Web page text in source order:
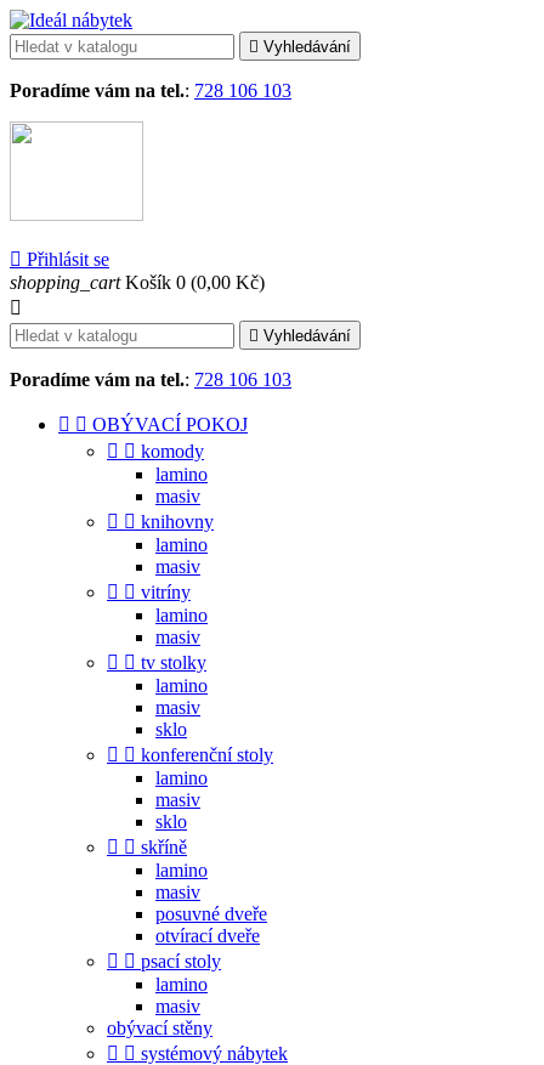
 Vyhledávání
Poradíme vám na tel.: 728 106 103
 Přihlásit se
shopping_cart Košík 0 (0,00 Kč)

 Vyhledávání
Poradíme vám na tel.: 728 106 103
  OBÝVACÍ POKOJ
  komody
lamino
masiv
  knihovny
lamino
masiv
  vitríny
lamino
masiv
  tv stolky
lamino
masiv
sklo
  konferenční stoly
lamino
masiv
sklo
  skříně
lamino
masiv
posuvné dveře
otvírací dveře
  psací stoly
lamino
masiv
obývací stěny
  systémový nábytek